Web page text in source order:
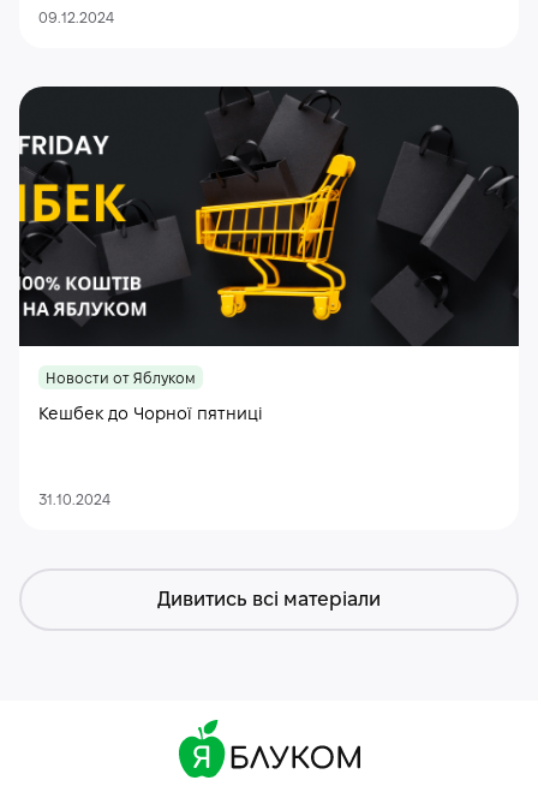
09.12.2024
Новости от Яблуком
Кешбек до Чорної пятниці
31.10.2024
Дивитись всі матеріали